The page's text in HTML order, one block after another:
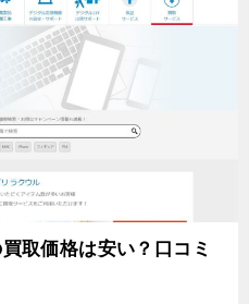
取価格は安い？口コミ